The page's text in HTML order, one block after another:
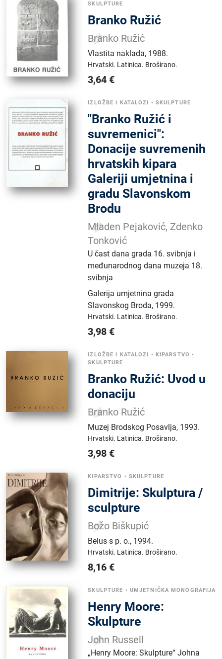
SKULPTURE
Branko Ružić
Branko Ružić
Vlastita naklada, 1988.
Hrvatski. Latinica. Broširano.
3,64 €
IZLOŽBE I KATALOZI • SKULPTURE
"Branko Ružić i
suvremenici":
Donacije suvremenih
hrvatskih kipara
Galeriji umjetnina i
gradu Slavonskom
Brodu
Mladen Pejaković, Zdenko
Tonković
U čast dana grada 16. svibnja i
međunarodnog dana muzeja 18.
svibnja
Galerija umjetnina grada
Slavonskog Broda, 1999.
Hrvatski. Latinica. Broširano.
3,98 €
IZLOŽBE I KATALOZI • KIPARSTVO •
SKULPTURE
Branko Ružić: Uvod u
donaciju
Branko Ružić
Muzej Brodskog Posavlja, 1993.
Hrvatski. Latinica. Broširano.
3,98 €
KIPARSTVO • SKULPTURE
Dimitrije: Skulptura /
sculpture
Božo Biškupić
Belus s p. o., 1994.
Hrvatski. Latinica. Broširano.
8,16 €
SKULPTURE • UMJETNIČKA MONOGRAFIJA
Henry Moore:
Skulpture
John Russell
„Henry Moore: Skulpture“ Johna